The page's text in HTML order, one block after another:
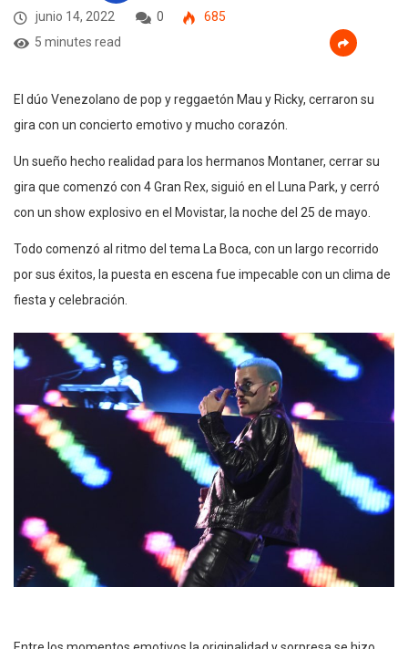
junio 14, 2022 0
685
5 minutes read
El dúo Venezolano de pop y reggaetón Mau y Ricky, cerraron su
gira con un concierto emotivo y mucho corazón.
Un sueño hecho realidad para los hermanos Montaner, cerrar su
gira que comenzó con 4 Gran Rex, siguió en el Luna Park, y cerró
con un show explosivo en el Movistar, la noche del 25 de mayo.
Todo comenzó al ritmo del tema La Boca, con un largo recorrido
por sus éxitos, la puesta en escena fue impecable con un clima de
fiesta y celebración.